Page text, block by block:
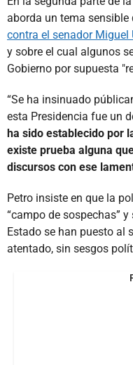
aborda un tema sensible
contra el senador Miguel
y sobre el cual algunos
Gobierno por supuesta
“Se ha insinuado
esta Presidencia fue un
ha sido establecido por
existe prueba alguna
discursos con ese
Petro insiste en que la
“campo de sospechas”
Estado se han puesto al
atentado, sin sesgos